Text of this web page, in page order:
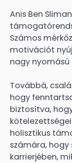
Anis Ben
Számos
motivációt
nagy nyomású
Továbbá,
hogy
biztosítva,
holisztikus
számára, hogy
karrierjében,